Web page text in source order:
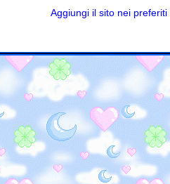
Aggiungi il sito nei preferiti